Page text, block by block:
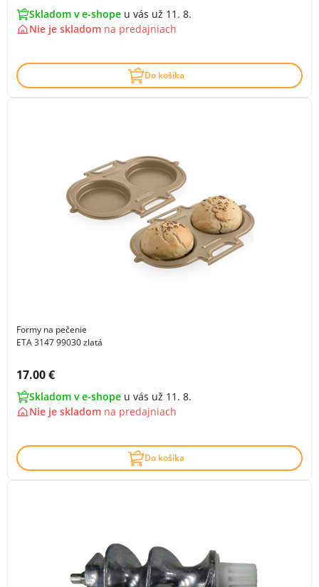
Skladom v e-shope u vás už 11. 8.
Nie je skladom na predajniach
Do košíka
Formy na pečenie
ETA 3147 99030 zlatá
Cena s DPH:
17.00 €
Skladom v e-shope u vás už 11. 8.
Nie je skladom na predajniach
Do košíka